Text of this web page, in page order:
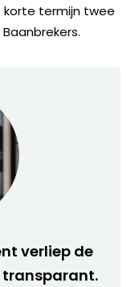
korte termijn twee
verliep de
transparant.